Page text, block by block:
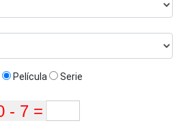
Película Serie